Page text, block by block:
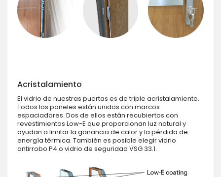
Acristalamiento
El vidrio de nuestras puertas es de triple acristalamiento.
Todos los paneles están unidos con marcos
espaciadores. Dos de ellos están recubiertos con
revestimientos Low-E que proporcionan luz natural y
ayudan a limitar la ganancia de calor y la pérdida de
energía térmica. También es posible elegir vidrio
antirrobo P4 o vidrio de seguridad VSG 33.1.